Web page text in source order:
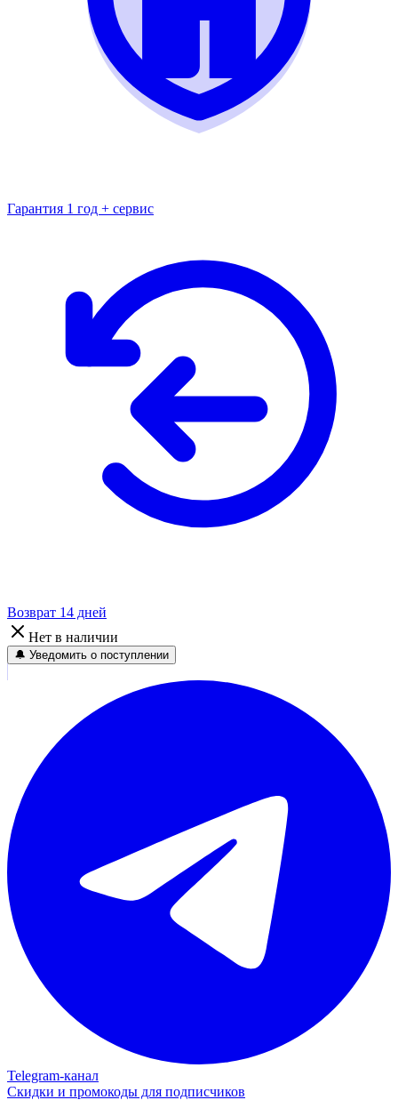
Гарантия 1 год + сервис
Возврат 14 дней
Нет в наличии
🔔 Уведомить о поступлении
Telegram‑канал
Скидки и промокоды для подписчиков